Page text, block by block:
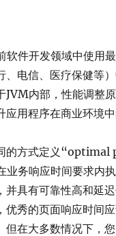
软件开发领域中使用
、电信、医疗保健等
JVM内部，性能调整
应用程序在商业环境中
的方式定义“optimal
业务响应时间要求内
并具有可靠性高和延
优秀的页面响应时间
但在大多数情况下，